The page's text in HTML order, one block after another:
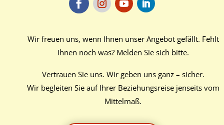
Wir freuen uns, wenn Ihnen unser Angebot gefällt. Fehlt
Ihnen noch was? Melden Sie sich bitte.
Vertrauen Sie uns. Wir geben uns ganz – sicher.
Wir begleiten Sie auf Ihrer Beziehungsreise jenseits vom
Mittelmaß.